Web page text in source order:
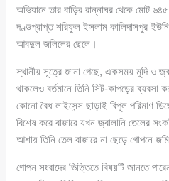
অভিযানে তার বাড়ির রান্নাঘর থেকে মোট
দণ্ডপ্রাপ্ত শরিফুল ইসলাম কালিদাসপুর
আবদুল জলিলের ছেলে।
স্থানীয় সূত্রে জানা গেছে, একসময় মুদি ও
থাকলেও বর্তমানে তিনি সিট-কাপড়ের ব্যবসা
কোনো বৈধ লাইসেন্স ছাড়াই বিপুল পরিমাণ
বিশেষ করে বাজারে যখন জ্বালানি তেলের
আশায় তিনি তেল বাজারে না ছেড়ে গোপনে
গোপন সংবাদের ভিত্তিতে বিষয়টি জানতে